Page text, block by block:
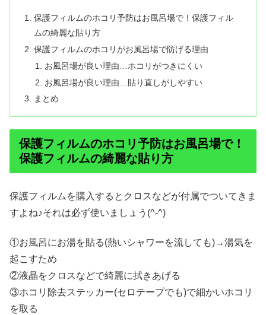
保護フィルムのホコリ予防はお風呂場で！保護フィル
ムの綺麗な貼り方
保護フィルムのホコリがお風呂場で防げる理由
お風呂場が良い理由…ホコリがつきにくい
お風呂場が良い理由…貼り直しがしやすい
まとめ
保護フィルムのホコリ予防はお風呂場で！
保護フィルムの綺麗な貼り方
保護フィルムを購入するとクロスなどが付属でついてきま
すよね♪それは必ず使いましょう(^-^)
①お風呂にお湯を貼る(熱いシャワーを流しても)→湯気を
起こすため
②液晶をクロスなどで綺麗に拭きあげる
③ホコリ除去ステッカー(セロテープでも)で細かいホコリ
を取る